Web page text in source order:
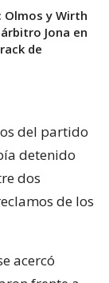
y Wirth
Jona en
de
del partido
detenido
dos
de los
acercó